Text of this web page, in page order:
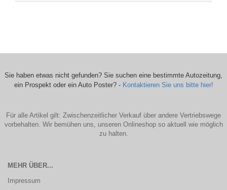
Sie haben etwas nicht gefunden? Sie suchen eine bestimmte Autozeitung,
ein Prospekt oder ein Auto Poster? - Kontaktieren Sie uns bitte hier!
Für alle Artikel gilt: Zwischenzeitlicher Verkauf über andere Vertriebswege
vorbehalten. Wir bemühen uns, unseren Onlineshop so aktuell wie möglich
zu halten.
MEHR ÜBER...
Impressum